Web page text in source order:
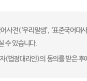
사전(‘우리말샘’, ‘표준국어
수 있습니다.
(법정대리인)의 동의를 받은 후